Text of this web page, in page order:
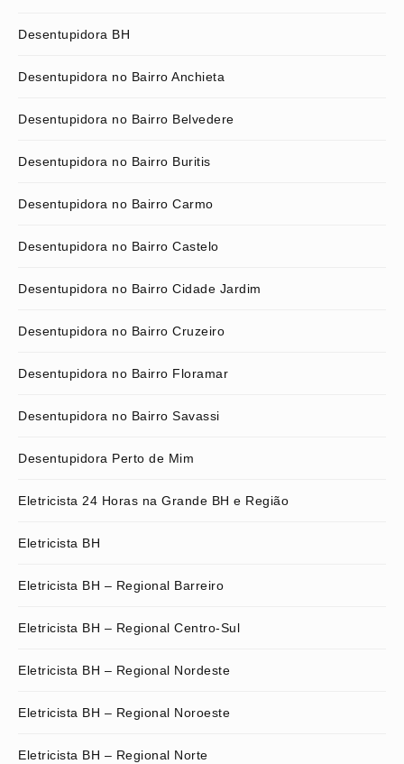
Desentupidora BH
Desentupidora no Bairro Anchieta
Desentupidora no Bairro Belvedere
Desentupidora no Bairro Buritis
Desentupidora no Bairro Carmo
Desentupidora no Bairro Castelo
Desentupidora no Bairro Cidade Jardim
Desentupidora no Bairro Cruzeiro
Desentupidora no Bairro Floramar
Desentupidora no Bairro Savassi
Desentupidora Perto de Mim
Eletricista 24 Horas na Grande BH e Região
Eletricista BH
Eletricista BH – Regional Barreiro
Eletricista BH – Regional Centro-Sul
Eletricista BH – Regional Nordeste
Eletricista BH – Regional Noroeste
Eletricista BH – Regional Norte